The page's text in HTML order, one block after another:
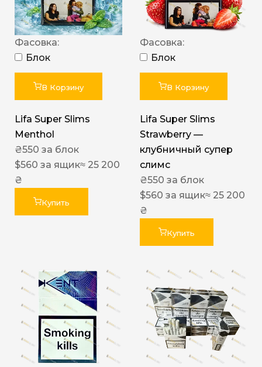
Фасовка:
Блок
В Корзину
Lifa Super Slims
Menthol
₴550 за блок
$560 за ящик≈ 25 200
₴
Купить
Фасовка:
Блок
В Корзину
Lifa Super Slims
Strawberry —
клубничный супер
слимс
₴550 за блок
$560 за ящик≈ 25 200
₴
Купить